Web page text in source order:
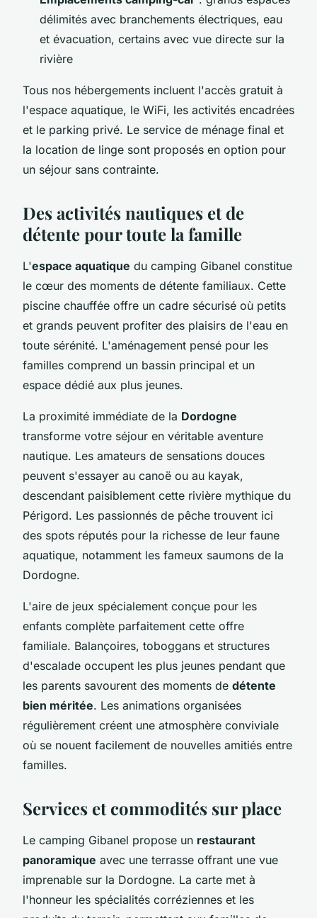
délimités avec branchements électriques, eau
et évacuation, certains avec vue directe sur la
rivière
Tous nos hébergements incluent l'accès gratuit à
l'espace aquatique, le WiFi, les activités encadrées
et le parking privé. Le service de ménage final et
la location de linge sont proposés en option pour
un séjour sans contrainte.
Des activités nautiques et de
détente pour toute la famille
L'espace aquatique du camping Gibanel constitue
le cœur des moments de détente familiaux. Cette
piscine chauffée offre un cadre sécurisé où petits
et grands peuvent profiter des plaisirs de l'eau en
toute sérénité. L'aménagement pensé pour les
familles comprend un bassin principal et un
espace dédié aux plus jeunes.
La proximité immédiate de la Dordogne
transforme votre séjour en véritable aventure
nautique. Les amateurs de sensations douces
peuvent s'essayer au canoë ou au kayak,
descendant paisiblement cette rivière mythique du
Périgord. Les passionnés de pêche trouvent ici
des spots réputés pour la richesse de leur faune
aquatique, notamment les fameux saumons de la
Dordogne.
L'aire de jeux spécialement conçue pour les
enfants complète parfaitement cette offre
familiale. Balançoires, toboggans et structures
d'escalade occupent les plus jeunes pendant que
les parents savourent des moments de détente
bien méritée. Les animations organisées
régulièrement créent une atmosphère conviviale
où se nouent facilement de nouvelles amitiés entre
familles.
Services et commodités sur place
Le camping Gibanel propose un restaurant
panoramique avec une terrasse offrant une vue
imprenable sur la Dordogne. La carte met à
l'honneur les spécialités corréziennes et les